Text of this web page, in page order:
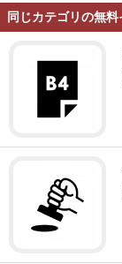
同じカテゴリの無料